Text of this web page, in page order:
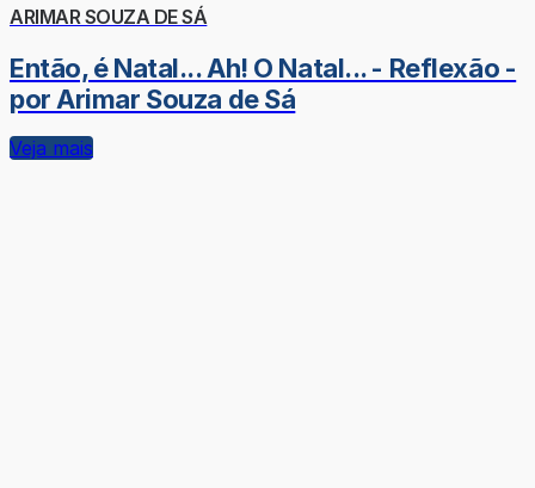
ARIMAR SOUZA DE SÁ
Então, é Natal... Ah! O Natal... - Reflexão -
por Arimar Souza de Sá
Veja mais